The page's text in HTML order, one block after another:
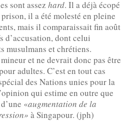
sont assez hard. Il a déjà écopé
il a été molesté en pleine
mais il comparaissait fin août
d’accusation, dont celui
musulmans et chrétiens.
et ne devrait donc pas être
adultes. C’est en tout cas
des Nations unies pour la
qui estime en outre que
«augmentation de la
» à Singapour. (jph)